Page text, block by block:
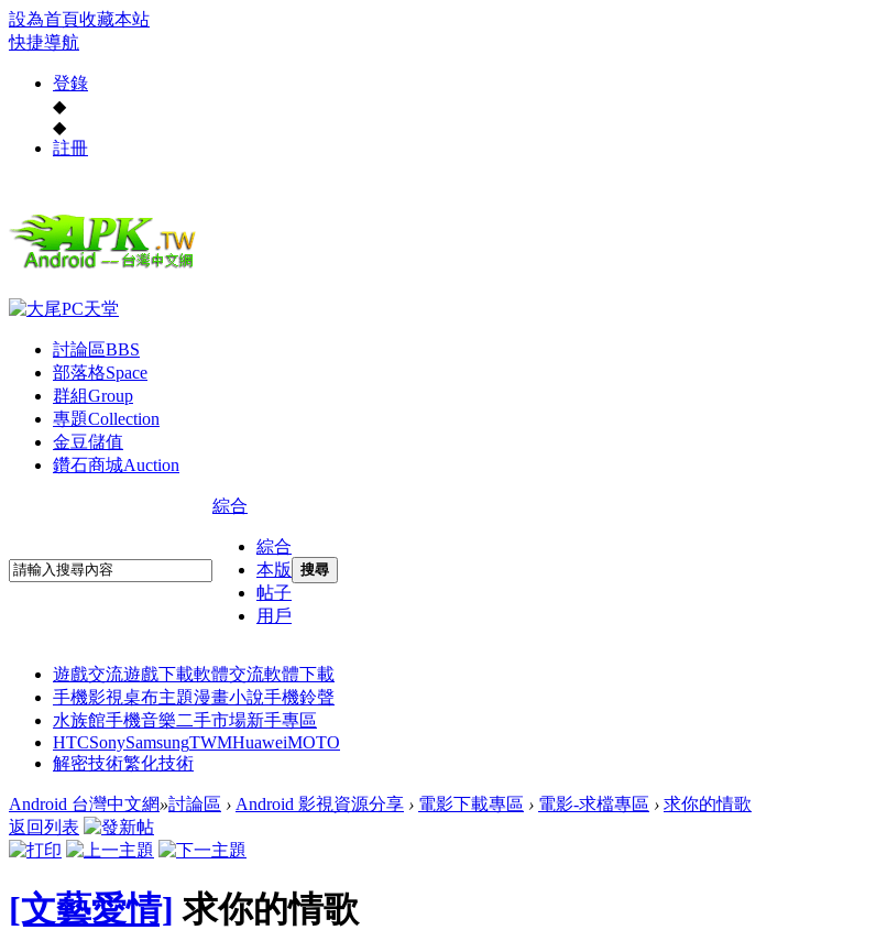
設為首頁收藏本站
快捷導航
登錄
◆
◆
註冊
討論區BBS
部落格Space
群組Group
專題Collection
金豆儲值
鑽石商城Auction
綜合
綜合
本版
帖子
用戶
搜尋
遊戲交流遊戲下載軟體交流軟體下載
手機影視桌布主題漫畫小說手機鈴聲
水族館手機音樂二手市場新手專區
HTCSonySamsungTWMHuaweiMOTO
解密技術繁化技術
Android 台灣中文網»討論區 › Android 影視資源分享 › 電影下載專區 › 電影-求檔專區 › 求你的情歌
返回列表
[文藝愛情] 求你的情歌